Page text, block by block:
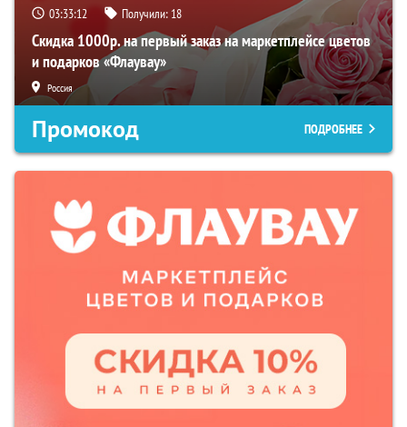
03:33:12 Получили: 18
Скидка 1000р. на первый заказ на маркетплейсе цветов
и подарков «Флаувау»
Россия
Промокод ПОДРОБНЕЕ